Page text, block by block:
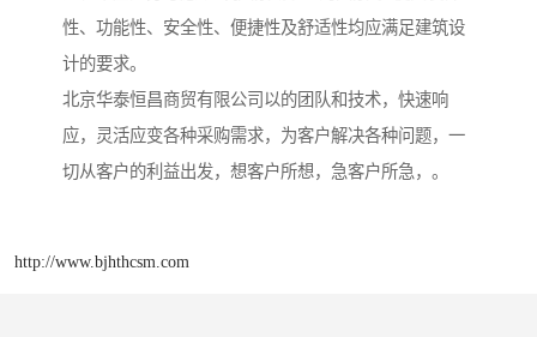
性、功能性、安全性、便捷性及舒适性均应满足建筑设
计的要求。
北京华泰恒昌商贸有限公司以的团队和技术，快速响
应，灵活应变各种采购需求，为客户解决各种问题，一
切从客户的利益出发，想客户所想，急客户所急，。
http://www.bjhthcsm.com